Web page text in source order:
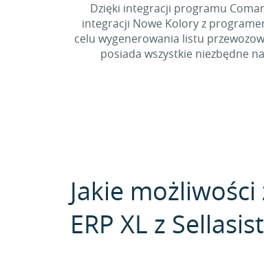
Dzięki integracji programu
integracji Nowe Kolory z
celu wygenerowania listu
posiada wszystkie niezbędne
Jakie
ERP XL z